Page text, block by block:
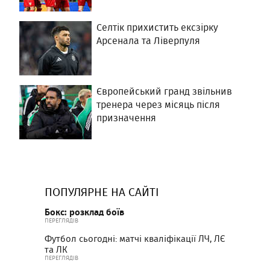
Селтік прихистить ексзірку
Арсенала та Ліверпуля
Європейський гранд звільнив
тренера через місяць після
призначення
ПОПУЛЯРНЕ НА САЙТІ
Бокс: розклад боїв
ПЕРЕГЛЯДІВ
Футбол сьогодні: матчі кваліфікації ЛЧ, ЛЄ
та ЛК
ПЕРЕГЛЯДІВ